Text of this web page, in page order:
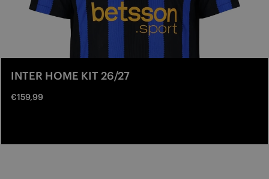
INTER HOME KIT 26/27
€159,99